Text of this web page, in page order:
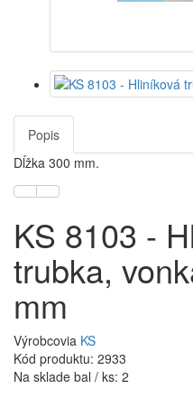
Popis
Dĺžka 300 mm.
KS 8103 -
trubka,
mm
Výrobcovia KS
Kód produktu: 2933
Na sklade bal / ks: 2